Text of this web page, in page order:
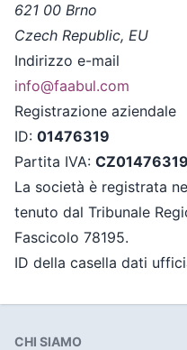
621 00 Brno
Czech Republic, EU
Indirizzo e-mail
info@faabul.com
Registrazione aziendale
ID: 01476319
Partita IVA: CZ01476319
La società è registrata
tenuto dal Tribunale
Fascicolo 78195.
ID della casella dati
CHI SIAMO